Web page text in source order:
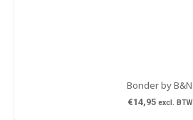
Bonder by B&N
€14,95 excl. BTW